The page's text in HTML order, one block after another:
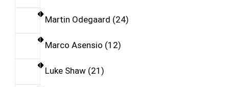
Martin Odegaard 24
Marco Asensio 12
Luke Shaw 21